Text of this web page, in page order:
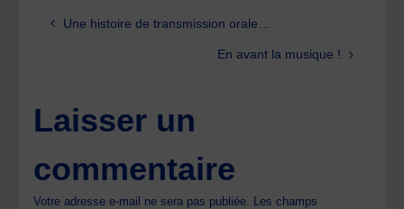
Une histoire de transmission orale…
En avant la musique !
Laisser un
commentaire
Votre adresse e-mail ne sera pas publiée. Les champs